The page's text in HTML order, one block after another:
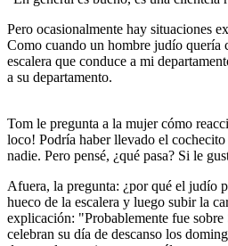
Pero ocasionalmente hay situaciones
Como cuando un hombre judío quería
escalera que conduce a mi
a su departamento.
Tom le pregunta a la mujer cómo
loco! Podría haber llevado el
nadie. Pero pensé, ¿qué pasa? Si le
Afuera, la pregunta: ¿por qué el judío
hueco de la escalera y luego subir la
explicación: "Probablemente fue
celebran su día de descanso los